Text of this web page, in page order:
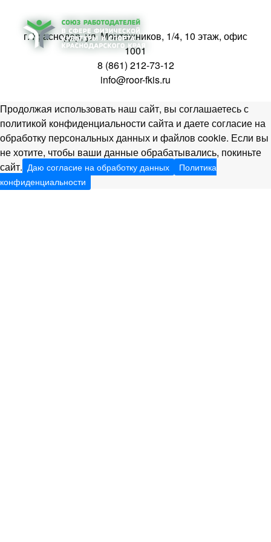
г. Краснодар, ул. Монтажников, 1/4, 10 этаж, офис
1001
8 (861) 212-73-12
info@roor-fkis.ru
Продолжая использовать наш сайт, вы соглашаетесь с
политикой конфиденциальности сайта и даете согласие на
обработку персональных данных и файлов cookie. Если вы
не хотите, чтобы ваши данные обрабатывались, покиньте
сайт. Даю согласие на обработку данных
Политика
конфиденциальности